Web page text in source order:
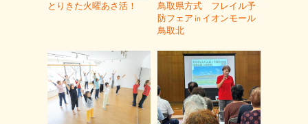
とりきた火曜あさ活！
鳥取県方式 フレイル予
防フェア㏌イオンモール
鳥取北